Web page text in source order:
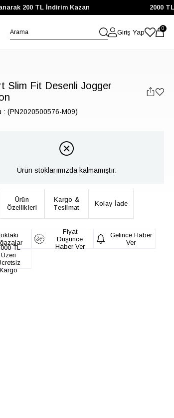
200 TL İndirim Kazan 2000 TL ve
Giriş Yap
0
Slim Fit Desenli Jogger
(PN2020500576-M09)
Ürün stoklarımızda kalmamıştır.
Ürün
Özellikleri
Kargo &
Teslimat
Kolay İade
Fiyat
Düşünce
Haber Ver
Gelince Haber
Ver
TL
Üzeri
Kargo